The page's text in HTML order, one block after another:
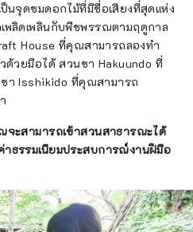
นจุดชมดอกไม้ที่มีชื่อเสียงที่สุดแห่ง
พลิดเพลินกับพืชพรรณตามฤดูกาล
House ที่คุณสามารถลองทำ
ด้วยมือได้ สวนชา Hakuundo ที่
า Isshikido ที่คุณสามารถ
จะสามารถเข้าสวนสาธารณะได้
ธรรมเนียมประสบการณ์งานฝีมือ